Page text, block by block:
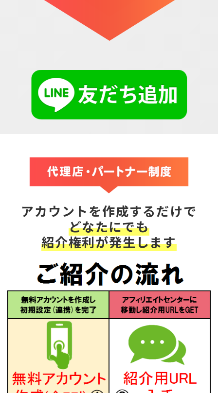
アカウントを作成するだけで
どなたにでも
紹介権利が発生します